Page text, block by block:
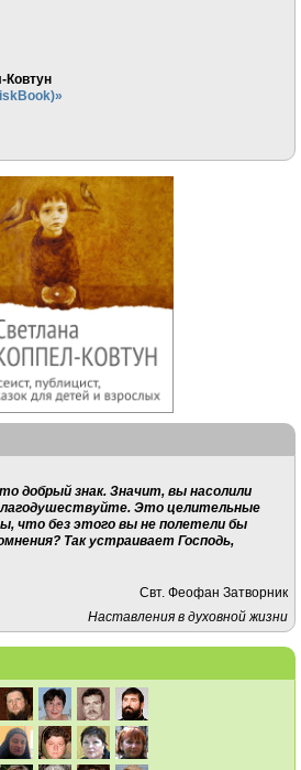
Ковтун
добрый знак. Значит, вы насолили
Это целительные
что без этого вы не полетели бы
Так устраивает Господь,
Свт. Феофан Затворник
Наставления в духовной жизни